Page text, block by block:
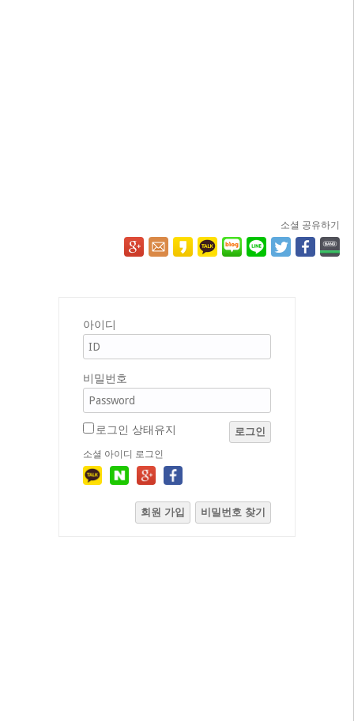
소셜 공유하기
아이디
비밀번호
로그인 상태유지 로그인
소셜 아이디 로그인
회원 가입 비밀번호 찾기